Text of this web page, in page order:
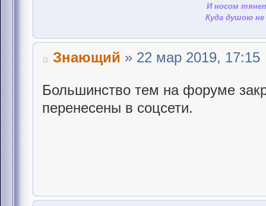
И носом
Куда душою
Знающий » 22 мар 2019, 17:15
Большинство тем на форуме
перенесены в соцсети.